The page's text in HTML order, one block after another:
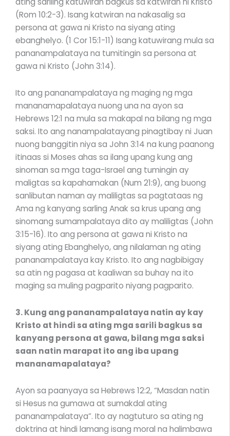
(Rom 10:2-3). Isang katwiran na nakasalig sa
persona at gawa ni Kristo na siyang ating
ebanghelyo. (1 Cor 15:1-11) Isang katuwirang mula sa
pananampalataya na tumitingin sa persona at
gawa ni Kristo (John 3:14).
Ito ang pananampalataya ng maging ng mga
mananamapalataya nuong una na ayon sa
Hebrews 12:1 na mula sa makapal na bilang ng mga
saksi. Ito ang nanampalatayang pinagtibay ni Juan
nuong banggitin niya sa John 3:14 na kung paanong
itinaas si Moses ahas sa ilang upang kung ang
sinoman sa mga taga-Israel ang tumingin ay
maligtas sa kapahamakan (Num 21:9), ang buong
sanlibutan naman ay maliligtas sa pagtataas ng
Ama ng kanyang sarling Anak sa krus upang ang
sinomang sumampalataya dito ay maliligtas (John
3:15-16). Ito ang persona at gawa ni Kristo na
siyang ating Ebanghelyo, ang nilalaman ng ating
pananampalataya kay Kristo. Ito ang nagbibigay
sa atin ng pagasa at kaaliwan sa buhay na ito
maging sa muling pagparito niyang pagparito.
3. Kung ang pananampalataya natin ay kay
Kristo at hindi sa ating mga sarili bagkus sa
kanyang persona at gawa, bilang mga saksi
saan natin marapat ito ang iba upang
mananamapalataya?
Ayon sa paanyaya sa Hebrews 12:2, “Masdan natin
si Hesus na gumawa at sumakdal ating
pananampalataya”. Ito ay nagtuturo sa ating ng
doktrina at hindi lamang isang moral na halimbawa